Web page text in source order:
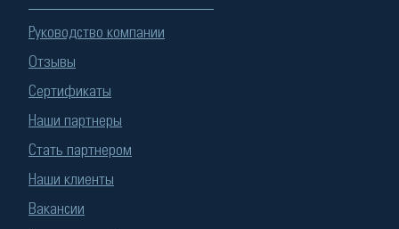
Руководство компании
Отзывы
Сертификаты
Наши партнеры
Стать партнером
Наши клиенты
Вакансии